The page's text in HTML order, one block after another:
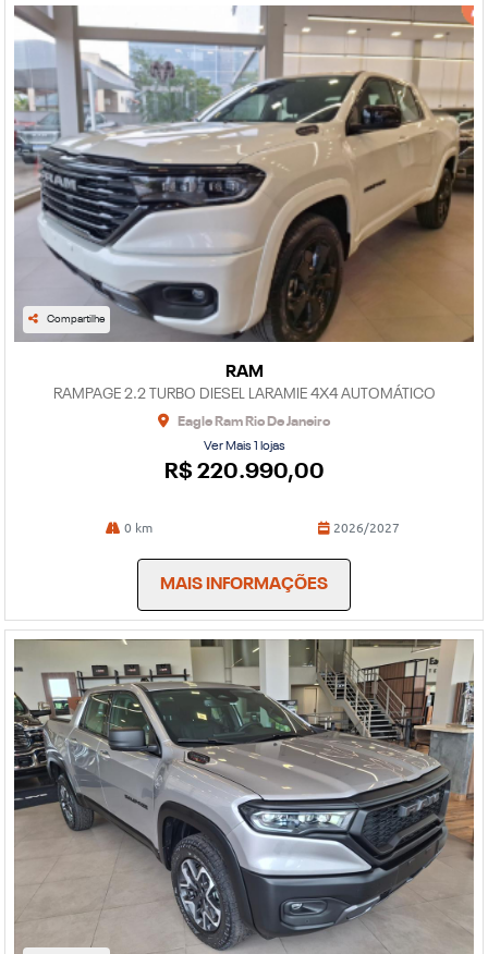
Compartilhe
RAM
RAMPAGE 2.2 TURBO DIESEL LARAMIE 4X4 AUTOMÁTICO
Eagle Ram Rio De Janeiro
Ver Mais 1 lojas
R$ 220.990,00
0 km 2026/2027
MAIS INFORMAÇÕES